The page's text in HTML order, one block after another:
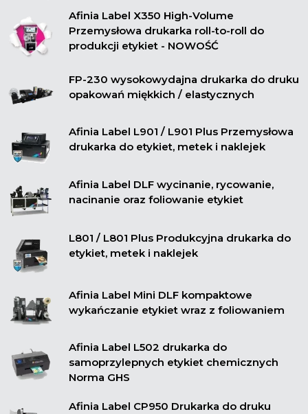
Afinia Label X350 High-Volume
Przemysłowa drukarka roll-to-roll do
produkcji etykiet - NOWOŚĆ
FP-230 wysokowydajna drukarka do druku
opakowań miękkich / elastycznych
Afinia Label L901 / L901 Plus Przemysłowa
drukarka do etykiet, metek i naklejek
Afinia Label DLF wycinanie, rycowanie,
nacinanie oraz foliowanie etykiet
L801 / L801 Plus Produkcyjna drukarka do
etykiet, metek i naklejek
Afinia Label Mini DLF kompaktowe
wykańczanie etykiet wraz z foliowaniem
Afinia Label L502 drukarka do
samoprzylepnych etykiet chemicznych
Norma GHS
Afinia Label CP950 Drukarka do druku